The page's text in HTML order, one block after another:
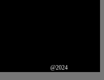
@2024